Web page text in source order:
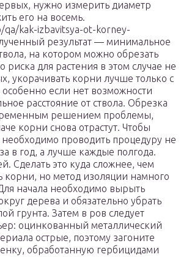
нужно измерить диаметр
его на восемь.
kak-izbavitsya-ot-korney-
результат — минимальное
на котором можно обрезать
риска для растения в этом случае не
укорачивать корни лучше только с
если нет возможности
расстояние от ствола. Обрезка
решением проблемы,
корни снова отрастут. Чтобы
необходимо проводить процедуру не
в год, а лучше каждые полгода.
Сделать это куда сложнее, чем
корни, но метод изоляции намного
начала необходимо вырыть
дерева и обязательно убрать
грунта. Затем в ров следует
оцинкованный металлический
острые, поэтому загоните
обработанную гербицидами